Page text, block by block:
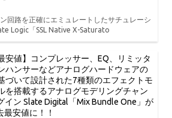
回路を正確にエミュレートしたサチュレーシ
Logic「SSL Native X-Saturato
安値】コンプレッサー、EQ、リミッタ
ハンサーなどアナログハードウェアの
づいて設計された7種類のエフェクトモ
を搭載するアナログモデリングチャン
イン Slate Digital「Mix Bundle One」が
最安値に！！